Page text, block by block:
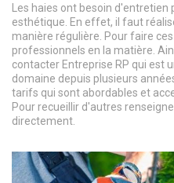
Les haies ont besoin
esthétique. En effet, il faut
manière régulière. Pour faire
professionnels en la matière.
contacter Entreprise RP qui est
domaine depuis plusieurs
tarifs qui sont abordables et
Pour recueillir d'autres
directement.